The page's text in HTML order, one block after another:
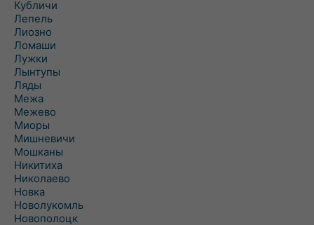
Кубличи
Лепель
Лиозно
Ломаши
Лужки
Лынтупы
Ляды
Межа
Межево
Миоры
Мишневичи
Мошканы
Никитиха
Николаево
Новка
Новолукомль
Новополоцк